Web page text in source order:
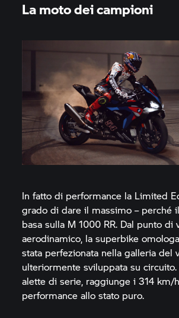
La moto dei campioni
In fatto di performance la Limited
grado di dare il massimo – perché
basa sulla M 1000 RR. Dal punto di
aerodinamico, la superbike
stata perfezionata nella galleria del
ulteriormente sviluppata su circuito.
alette di serie, raggiunge i 314 km/
performance allo stato puro.